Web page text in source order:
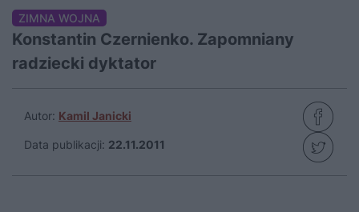
ZIMNA WOJNA
Konstantin Czernienko. Zapomniany
radziecki dyktator
Autor: Kamil Janicki
Data publikacji: 22.11.2011